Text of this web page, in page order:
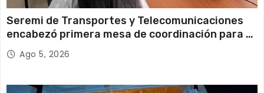
Seremi de Transportes y Telecomunicaciones
encabezó primera mesa de coordinación para el
retiro de cables en desuso en Iquique
Ago 5, 2026